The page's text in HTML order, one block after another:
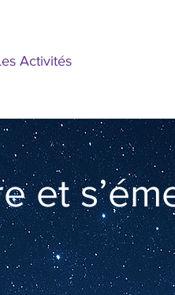
Activités
et